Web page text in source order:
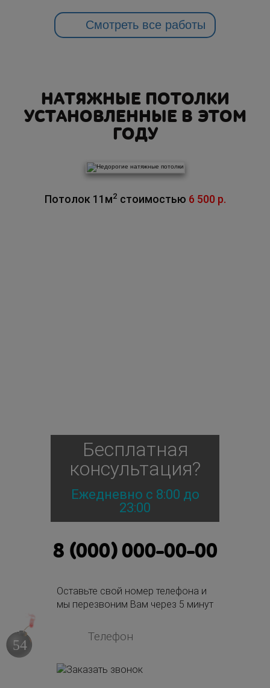
Смотреть все работы
НАТЯЖНЫЕ ПОТОЛКИ
УСТАНОВЛЕННЫЕ В ЭТОМ
ГОДУ
Потолок 11м2 стоимостью 6 500 р.
Бесплатная
консультация?
Ежедневно с 8:00 до
23:00
8 (000) 000-00-00
Оставьте свой номер телефона и
мы перезвоним Вам через 5 минут
53